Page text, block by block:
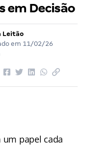
em Decisão
Leitão
em 11/02/26
papel cada